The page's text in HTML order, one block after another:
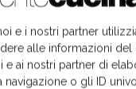
e i nostri partner
alle informazioni del
ai nostri partner di
o gli ID
radici